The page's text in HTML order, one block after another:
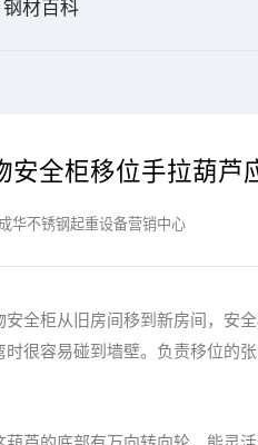
钢材百科
全柜移位手拉葫芦
华不锈钢起重设备营销中心
全柜从旧房间移到新房间，安
很容易碰到墙壁。负责移位的